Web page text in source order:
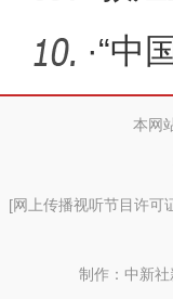
大会
·“中
本网
[网上传播视听节目许可
制作：中新